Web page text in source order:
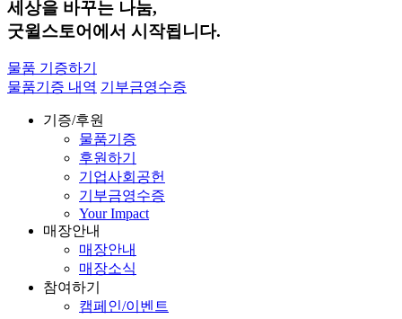
세상을 바꾸는 나눔,
굿윌스토어에서 시작됩니다.
물품 기증하기
물품기증 내역 기부금영수증
기증/후원
물품기증
후원하기
기업사회공헌
기부금영수증
Your Impact
매장안내
매장안내
매장소식
참여하기
캠페인/이벤트